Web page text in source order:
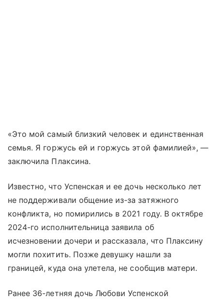
«Это мой самый близкий человек и единственная
семья. Я горжусь ей и горжусь этой фамилией», —
заключила Плаксина.
Известно, что Успенская и ее дочь несколько лет
не поддерживали общение из-за затяжного
конфликта, но помирились в 2021 году. В октябре
2024-го исполнительница заявила об
исчезновении дочери и рассказала, что Плаксину
могли похитить. Позже девушку нашли за
границей, куда она улетела, не сообщив матери.
Ранее 36-летняя дочь Любови Успенской